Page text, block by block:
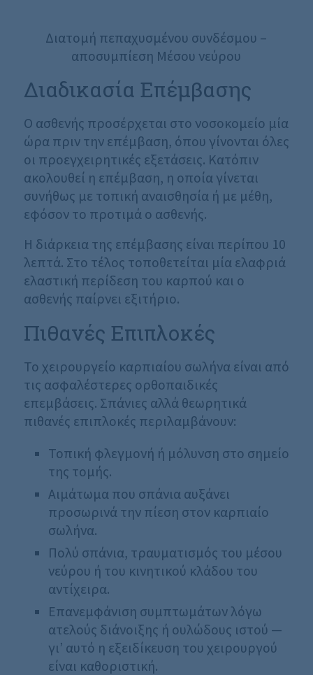
Διατομή πεπαχυσμένου συνδέσμου –
αποσυμπίεση Μέσου νεύρου
Διαδικασία Επέμβασης
Ο ασθενής προσέρχεται στο νοσοκομείο μία
ώρα πριν την επέμβαση, όπου γίνονται όλες
οι προεγχειρητικές εξετάσεις. Κατόπιν
ακολουθεί η επέμβαση, η οποία γίνεται
συνήθως με τοπική αναισθησία ή με μέθη,
εφόσον το προτιμά ο ασθενής.
Η διάρκεια της επέμβασης είναι περίπου 10
λεπτά. Στο τέλος τοποθετείται μία ελαφριά
ελαστική περίδεση του καρπού και ο
ασθενής παίρνει εξιτήριο.
Πιθανές Επιπλοκές
Το χειρουργείο καρπιαίου σωλήνα είναι από
τις ασφαλέστερες ορθοπαιδικές
επεμβάσεις. Σπάνιες αλλά θεωρητικά
πιθανές επιπλοκές περιλαμβάνουν:
Τοπική φλεγμονή ή μόλυνση στο σημείο
της τομής.
Αιμάτωμα που σπάνια αυξάνει
προσωρινά την πίεση στον καρπιαίο
σωλήνα.
Πολύ σπάνια, τραυματισμός του μέσου
νεύρου ή του κινητικού κλάδου του
αντίχειρα.
Επανεμφάνιση συμπτωμάτων λόγω
ατελούς διάνοιξης ή ουλώδους ιστού —
γι’ αυτό η εξειδίκευση του χειρουργού
είναι καθοριστική.